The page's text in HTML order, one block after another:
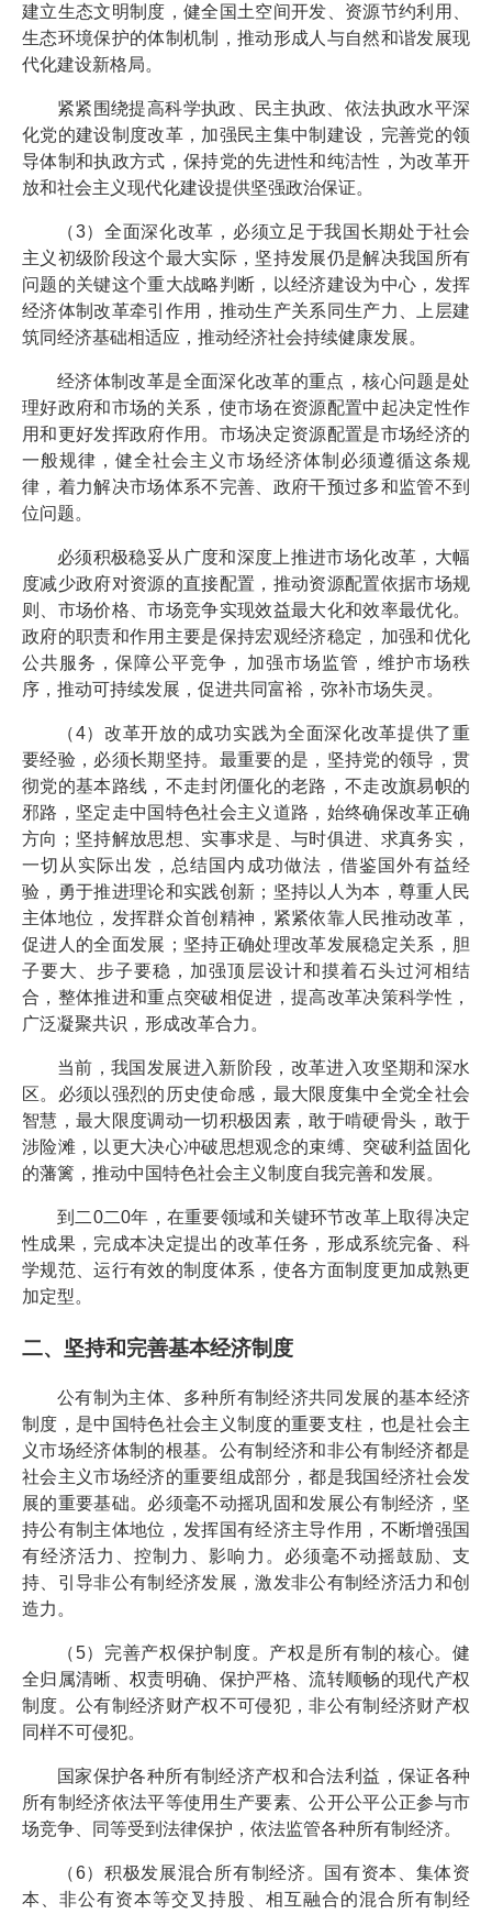
建立生态文明制度，健全国土空间开发、资源节约利用、
生态环境保护的体制机制，推动形成人与自然和谐发展现
代化建设新格局。
紧紧围绕提高科学执政、民主执政、依法执政水平深
化党的建设制度改革，加强民主集中制建设，完善党的领
导体制和执政方式，保持党的先进性和纯洁性，为改革开
放和社会主义现代化建设提供坚强政治保证。
（3）全面深化改革，必须立足于我国长期处于社会
主义初级阶段这个最大实际，坚持发展仍是解决我国所有
问题的关键这个重大战略判断，以经济建设为中心，发挥
经济体制改革牵引作用，推动生产关系同生产力、上层建
筑同经济基础相适应，推动经济社会持续健康发展。
经济体制改革是全面深化改革的重点，核心问题是处
理好政府和市场的关系，使市场在资源配置中起决定性作
用和更好发挥政府作用。市场决定资源配置是市场经济的
一般规律，健全社会主义市场经济体制必须遵循这条规
律，着力解决市场体系不完善、政府干预过多和监管不到
位问题。
必须积极稳妥从广度和深度上推进市场化改革，大幅
度减少政府对资源的直接配置，推动资源配置依据市场规
则、市场价格、市场竞争实现效益最大化和效率最优化。
政府的职责和作用主要是保持宏观经济稳定，加强和优化
公共服务，保障公平竞争，加强市场监管，维护市场秩
序，推动可持续发展，促进共同富裕，弥补市场失灵。
（4）改革开放的成功实践为全面深化改革提供了重
要经验，必须长期坚持。最重要的是，坚持党的领导，贯
彻党的基本路线，不走封闭僵化的老路，不走改旗易帜的
邪路，坚定走中国特色社会主义道路，始终确保改革正确
方向；坚持解放思想、实事求是、与时俱进、求真务实，
一切从实际出发，总结国内成功做法，借鉴国外有益经
验，勇于推进理论和实践创新；坚持以人为本，尊重人民
主体地位，发挥群众首创精神，紧紧依靠人民推动改革，
促进人的全面发展；坚持正确处理改革发展稳定关系，胆
子要大、步子要稳，加强顶层设计和摸着石头过河相结
合，整体推进和重点突破相促进，提高改革决策科学性，
广泛凝聚共识，形成改革合力。
当前，我国发展进入新阶段，改革进入攻坚期和深水
区。必须以强烈的历史使命感，最大限度集中全党全社会
智慧，最大限度调动一切积极因素，敢于啃硬骨头，敢于
涉险滩，以更大决心冲破思想观念的束缚、突破利益固化
的藩篱，推动中国特色社会主义制度自我完善和发展。
到二0二0年，在重要领域和关键环节改革上取得决定
性成果，完成本决定提出的改革任务，形成系统完备、科
学规范、运行有效的制度体系，使各方面制度更加成熟更
加定型。
二、坚持和完善基本经济制度
公有制为主体、多种所有制经济共同发展的基本经济
制度，是中国特色社会主义制度的重要支柱，也是社会主
义市场经济体制的根基。公有制经济和非公有制经济都是
社会主义市场经济的重要组成部分，都是我国经济社会发
展的重要基础。必须毫不动摇巩固和发展公有制经济，坚
持公有制主体地位，发挥国有经济主导作用，不断增强国
有经济活力、控制力、影响力。必须毫不动摇鼓励、支
持、引导非公有制经济发展，激发非公有制经济活力和创
造力。
（5）完善产权保护制度。产权是所有制的核心。健
全归属清晰、权责明确、保护严格、流转顺畅的现代产权
制度。公有制经济财产权不可侵犯，非公有制经济财产权
同样不可侵犯。
国家保护各种所有制经济产权和合法利益，保证各种
所有制经济依法平等使用生产要素、公开公平公正参与市
场竞争、同等受到法律保护，依法监管各种所有制经济。
（6）积极发展混合所有制经济。国有资本、集体资
本、非公有资本等交叉持股、相互融合的混合所有制经